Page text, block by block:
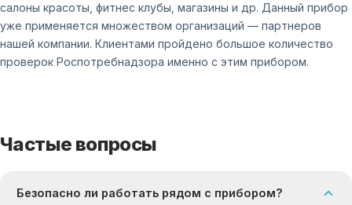
салоны красоты, фитнес клубы, магазины и др. Данный прибор
уже применяется множеством организаций — партнеров
нашей компании. Клиентами пройдено большое количество
проверок Роспотребнадзора именно с этим прибором.
Частые вопросы
Безопасно ли работать рядом с прибором?